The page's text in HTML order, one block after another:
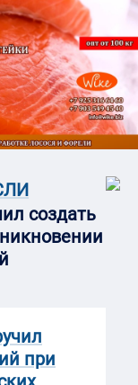
создать
при